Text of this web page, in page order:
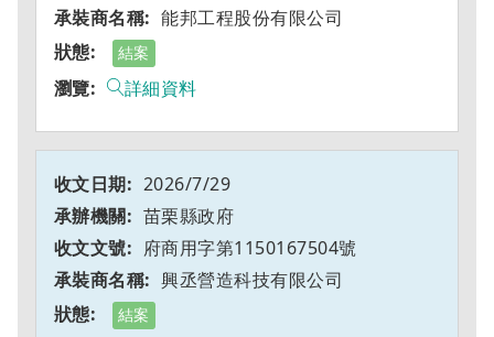
能邦工程股份有限公司
結案
詳細資料
2026/7/29
苗栗縣政府
府商用字第1150167504號
興丞營造科技有限公司
結案